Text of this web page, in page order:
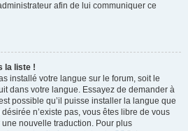
afin de lui communiquer ce
la liste !
installé votre langue sur le forum, soit le
dans votre langue. Essayez de demander à
possible qu’il puisse installer la langue que
n’existe pas, vous êtes libre de vous
nouvelle traduction. Pour plus